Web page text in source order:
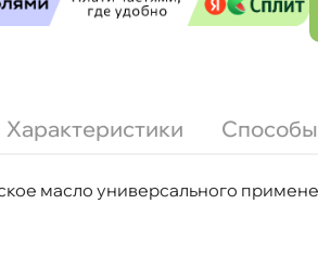
Характеристики
масло универсального
EFELE